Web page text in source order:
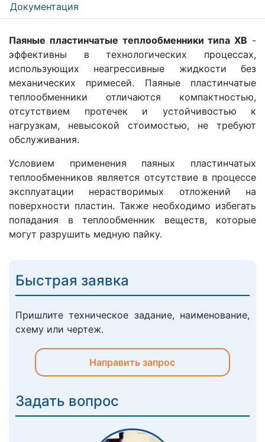
Документация
Паяные пластинчатые теплообменники типа XB -
эффективны в технологических процессах,
использующих неагрессивные жидкости без
механических примесей. Паяные пластинчатые
теплообменники отличаются компактностью,
отсутствием протечек и устойчивостью к
нагрузкам, невысокой стоимостью, не требуют
обслуживания.
Условием применения паяных пластинчатых
теплообменников является отсутствие в процессе
эксплуатации нерастворимых отложений на
поверхности пластин. Также необходимо избегать
попадания в теплообменник веществ, которые
могут разрушить медную пайку.
Быстрая заявка
Пришлите техническое задание, наименование,
схему или чертеж.
Направить запрос
Задать вопрос